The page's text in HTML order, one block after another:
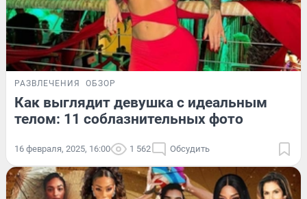
РАЗВЛЕЧЕНИЯ ОБЗОР
Как выглядит девушка с идеальным
телом: 11 соблазнительных фото
16 февраля, 2025, 16:00 1 562 Обсудить